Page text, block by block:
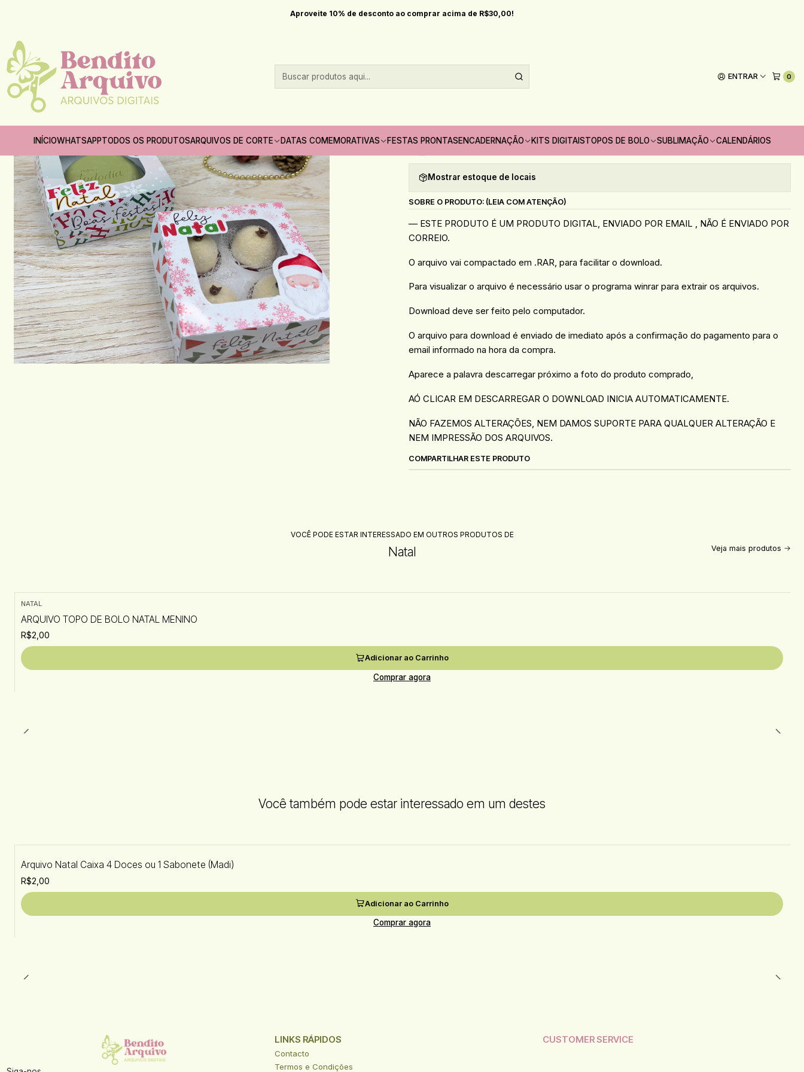
ENTRAR 0
INÍCIOWHATSAPPTODOS OS PRODUTOSARQUIVOS DE CORTE DATAS COMEMORATIVAS FESTAS PRONTASENCADERNAÇÃO KITS DIGITAISTOPOS DE BOLO SUBLIMAÇÃO CALENDÁRIOS
Aproveite 10% de desconto ao comprar acima de R$30,00!
Datas comemorativas Natal Arquivo Natal Caixa 4 Doces ou Sabonete (MADI)
Arquivo Natal Caixa 4 Doces ou Sabonete
(MADI)
Adicionar à lista de favoritos
Mostrar estoque de locais
SOBRE O PRODUTO: (LEIA COM ATENÇÃO)
— ESTE PRODUTO É UM PRODUTO DIGITAL, ENVIADO POR EMAIL , NÃO É ENVIADO POR
CORREIO.
O arquivo vai compactado em .RAR, para facilitar o download.
Para visualizar o arquivo é necessário usar o programa winrar para extrair os arquivos.
Download deve ser feito pelo computador.
O arquivo para download é enviado de imediato após a confirmação do pagamento para o
email informado na hora da compra.
Aparece a palavra descarregar próximo a foto do produto comprado,
AÓ CLICAR EM DESCARREGAR O DOWNLOAD INICIA AUTOMATICAMENTE.
NÃO FAZEMOS ALTERAÇÕES, NEM DAMOS SUPORTE PARA QUALQUER ALTERAÇÃO E
NEM IMPRESSÃO DOS ARQUIVOS.
COMPARTILHAR ESTE PRODUTO
VOCÊ PODE ESTAR INTERESSADO EM OUTROS PRODUTOS DE
Natal Veja mais produtos
NATAL
ARQUIVO TOPO DE BOLO NATAL MENINO
R$2,00
Adicionar ao Carrinho
Comprar agora
Você também pode estar interessado em um destes
Arquivo Natal Caixa 4 Doces ou 1 Sabonete (Madi)
R$2,00
Adicionar ao Carrinho
Comprar agora
LINKS RÁPIDOS
Contacto
Termos e Condições
CUSTOMER SERVICE